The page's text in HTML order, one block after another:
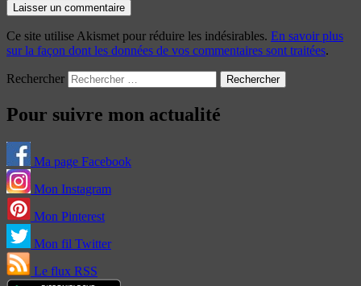
Ce site utilise Akismet pour réduire les indésirables. En savoir plus
sur la façon dont les données de vos commentaires sont traitées.
Rechercher
Pour suivre mon actualité
Ma page Facebook
Mon Instagram
Mon Pinterest
Mon fil Twitter
Le flux RSS